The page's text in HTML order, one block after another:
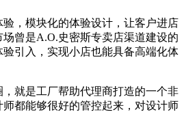
，模块化的体验设计，让客户进店
曾是A.O.史密斯专卖店渠道建设的
引入，实现小店也能具备高端化体
就是工厂帮助代理商打造的一个非
都能够很好的管控起来，对设计师